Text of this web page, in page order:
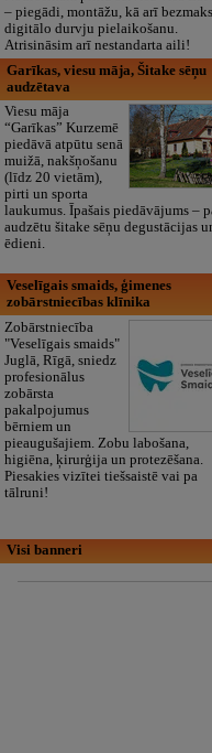
– piegādi, montāžu, kā arī
digitālo durvju pielaikošanu.
Atrisināsim arī nestandarta aili!
Garīkas, viesu māja, Šitake sēņu
audzētava
Viesu māja
“Garīkas” Kurzemē
piedāvā atpūtu senā
muižā, nakšņošanu
(līdz 20 vietām),
pirti un sporta
laukumus. Īpašais piedāvājums –
audzētu šitake sēņu degustācijas
ēdieni.
Veselīgais smaids, ģimenes
zobārstniecības klīnika
Zobārstniecība
"Veselīgais smaids"
Juglā, Rīgā, sniedz
profesionālus
zobārsta
pakalpojumus
bērniem un
pieaugušajiem. Zobu labošana,
higiēna, ķirurģija un protezēšana.
Piesakies vizītei tiešsaistē vai pa
tālruni!
Visi banneri